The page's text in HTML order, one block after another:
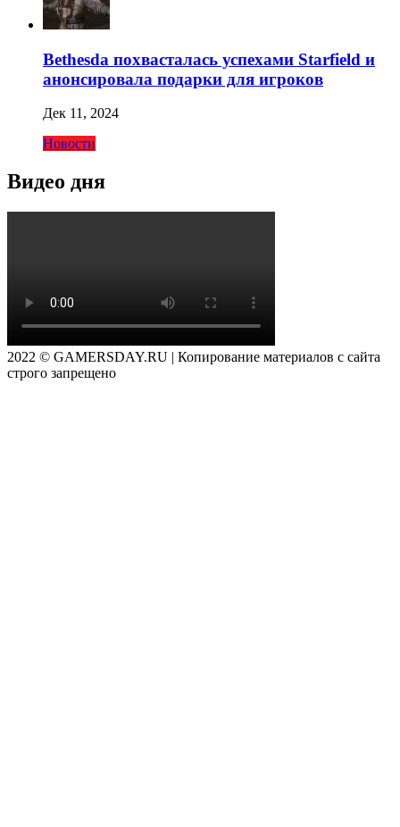
Bethesda похвасталась успехами Starfield и
анонсировала подарки для игроков
Дек 11, 2024
Новости
Видео дня
2022 © GAMERSDAY.RU | Копирование материалов с сайта
строго запрещено